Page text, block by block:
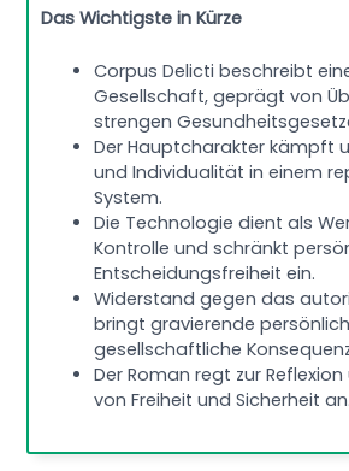
Das Wichtigste in Kürze
Corpus Delicti beschreibt
Gesellschaft, geprägt von
strengen
Der Hauptcharakter kämpft
und Individualität in einem
System.
Die Technologie dient als
Kontrolle und schränkt
Entscheidungsfreiheit ein.
Widerstand gegen das
bringt gravierende
gesellschaftliche
Der Roman regt zur
von Freiheit und Sicherheit an.